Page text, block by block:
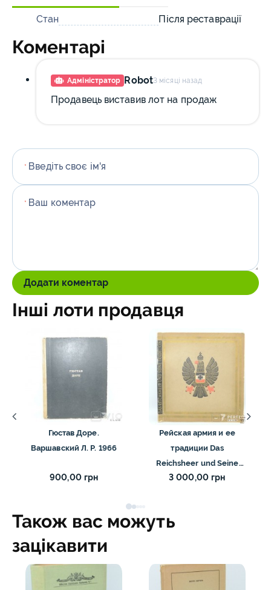
Стан Після реставрації
Коментарі
Адміністратор Robot3 місяці назад
Продавець виставив лот на продаж
* Введіть своє ім'я
* Ваш коментар
Додати коментар
Інші лоти продавця
Гюстав Доре.
Варшавский Л. Р. 1966
900,00 грн
Рейская армия и ее
традиции Das
Reichsheer und Seine
Tradition. 1933
3 000,00 грн
Також вас можуть
зацікавити